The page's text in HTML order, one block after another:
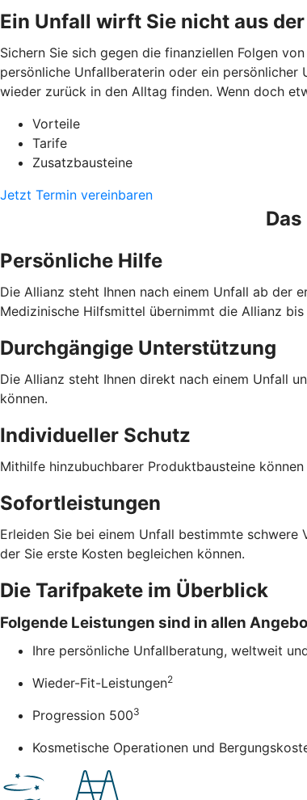
Ein Unfall wirft Sie nicht aus der
Sichern Sie sich gegen die finanziellen Folgen
persönliche Unfallberaterin oder ein
wieder zurück in den Alltag finden. Wenn doch
Vorteile
Tarife
Zusatzbausteine
Jetzt Termin vereinbaren
Persönliche Hilfe
Die Allianz steht Ihnen nach einem Unfall ab der
Medizinische Hilfsmittel übernimmt die Allianz
Durchgängige Unterstützung
Die Allianz steht Ihnen direkt nach einem Unfall
können.
Individueller Schutz
Mithilfe hinzubuchbarer Produktbausteine
Sofortleistungen
Erleiden Sie bei einem Unfall bestimmte
der Sie erste Kosten begleichen können.
Die Tarifpakete im Überblick
Folgende Leistungen sind in allen
Ihre persönliche Unfallberatung, weltweit
Wieder-Fit-Leistungen2
Progression 5003
Kosmetische Operationen und